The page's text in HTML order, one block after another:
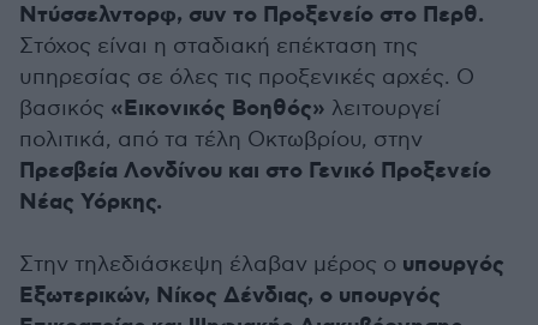
Ντύσσελντορφ, συν το Προξενείο στο Περθ.
Στόχος είναι η σταδιακή επέκταση της
υπηρεσίας σε όλες τις προξενικές αρχές. Ο
βασικός «Εικονικός Βοηθός» λειτουργεί
πολιτικά, από τα τέλη Οκτωβρίου, στην
Πρεσβεία Λονδίνου και στο Γενικό Προξενείο
Νέας Υόρκης.
Στην τηλεδιάσκεψη έλαβαν μέρος ο υπουργός
Εξωτερικών, Νίκος Δένδιας, ο υπουργός